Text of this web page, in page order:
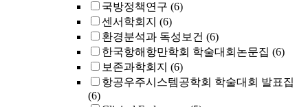
국방정책연구 (6)
센서학회지 (6)
환경분석과 독성보건 (6)
한국항해항만학회 학술대회논문집 (6)
보존과학회지 (6)
항공우주시스템공학회 학술대회 발표집
(6)